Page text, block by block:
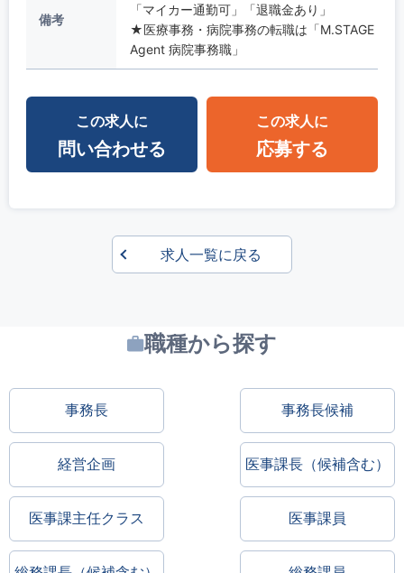
備考
「マイカー通勤可」「退職金あり」
★医療事務・病院事務の転職は「M.STAGE
Agent 病院事務職」
この求人に
問い合わせる
この求人に
応募する
求人一覧に戻る
職種から探す
事務長 事務長候補
経営企画 医事課長（候補含む）
医事課主任クラス 医事課員